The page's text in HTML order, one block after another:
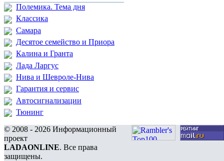
Полемика. Тема дня
Классика
Самара
Десятое семейство и Приора
Калина и Гранта
Лада Ларгус
Нива и Шевроле-Нива
Гарантия и сервис
Автосигнализации
Тюнинг
© 2008 - 2026 Информационный
проект
LADAONLINE. Все права
защищены.